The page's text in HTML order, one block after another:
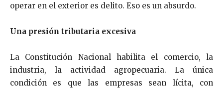
operar en el exterior es delito. Eso es un absurdo.
Una presión tributaria excesiva
La Constitución Nacional habilita el comercio, la
industria, la actividad agropecuaria. La única
condición es que las empresas sean lícita, con